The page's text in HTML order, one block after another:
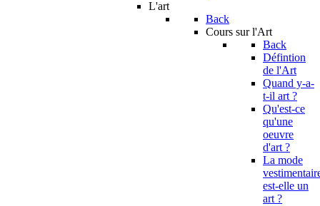
L'art
Back
Cours sur l'Art
Back
Défintion
de l'Art
Quand y-a-
t-il art ?
Qu'est-ce
qu'une
oeuvre
d'art ?
La mode
est-elle un
art ?